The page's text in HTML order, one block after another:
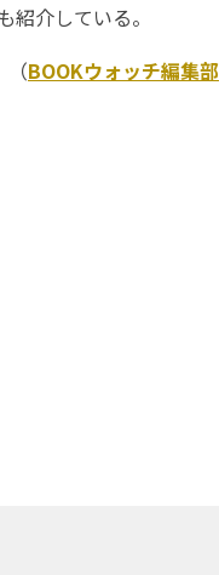
紹介している。
（BOOKウォッチ編集部